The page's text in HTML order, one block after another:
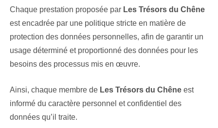
Chaque prestation proposée par Les Trésors du Chêne
est encadrée par une politique stricte en matière de
protection des données personnelles, afin de garantir un
usage déterminé et proportionné des données pour les
besoins des processus mis en œuvre.
Ainsi, chaque membre de Les Trésors du Chêne est
informé du caractère personnel et confidentiel des
données qu’il traite.